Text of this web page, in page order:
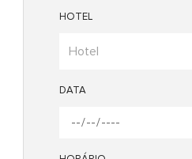
HOTEL
DATA